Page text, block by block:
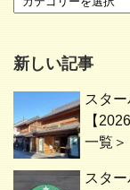
新しい記事
スタ
【
一覧＞
スタ